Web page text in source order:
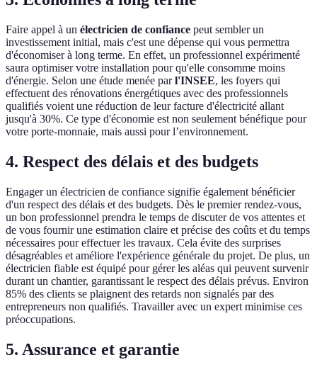
Faire appel à un électricien de confiance peut sembler un
investissement initial, mais c'est une dépense qui vous permettra
d'économiser à long terme. En effet, un professionnel expérimenté
saura optimiser votre installation pour qu'elle consomme moins
d'énergie. Selon une étude menée parl'INSEE, les foyers qui
effectuent des rénovations énergétiques avec des professionnels
qualifiés voient une réduction de leur facture d'électricité allant
jusqu'à 30%. Ce type d'économie est non seulement bénéfique pour
votre porte-monnaie, mais aussi pour l’environnement.
4. Respect des délais et des budgets
Engager un électricien de confiance signifie également bénéficier
d'un respect des délais et des budgets. Dès le premier rendez-vous,
un bon professionnel prendra le temps de discuter de vos attentes et
de vous fournir une estimation claire et précise des coûts et du temps
nécessaires pour effectuer les travaux. Cela évite des surprises
désagréables et améliore l'expérience générale du projet. De plus, un
électricien fiable est équipé pour gérer les aléas qui peuvent survenir
durant un chantier, garantissant le respect des délais prévus. Environ
85% des clients se plaignent des retards non signalés par des
entrepreneurs non qualifiés. Travailler avec un expert minimise ces
préoccupations.
5. Assurance et garantie